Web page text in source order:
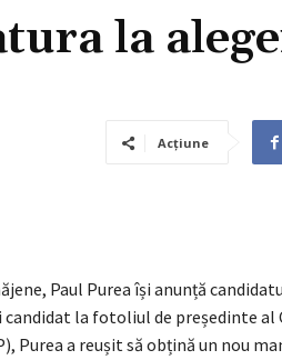
la
Acțiune
Paul Purea își anunță
la fotoliul de președinte al
Purea a reușit să obțină un nou